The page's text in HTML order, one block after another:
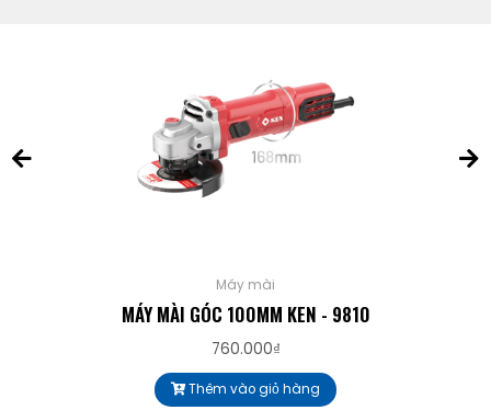
Máy mài
MÁY MÀI GÓC 100MM KEN - 9810
760.000₫
Thêm vào giỏ hàng